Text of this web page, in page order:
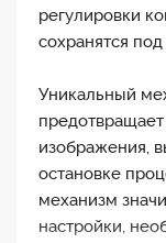
регулировки
сохранятся
Уникальный
изображения,
остановке
механизм
настройки,